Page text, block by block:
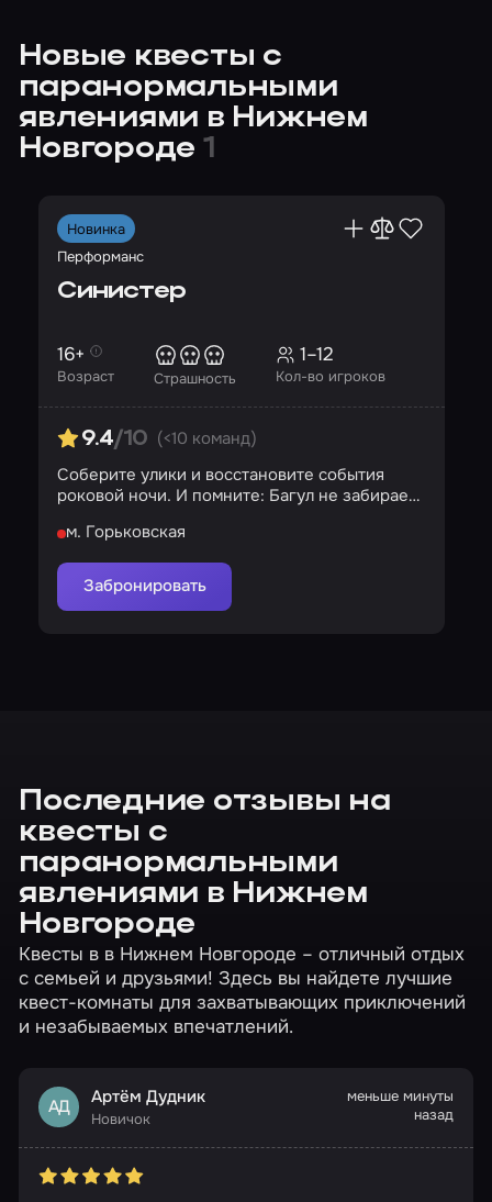
Новые квесты с
паранормальными
явлениями в Нижнем
Новгороде 1
Новинка
Перформанс
Синистер
Возраст
16+
Страшность Кол-во игроков
1–12
9.4/10 (<10 команд)
Соберите улики и восстановите события
роковой ночи. И помните: Багул не забирает
м. Горьковская
Забронировать
Последние отзывы на
квесты с
паранормальными
явлениями в Нижнем
Новгороде
Квесты в в Нижнем Новгороде – отличный отдых
с семьей и друзьями! Здесь вы найдете лучшие
квест-комнаты для захватывающих приключений
и незабываемых впечатлений.
АД Артём Дудник
Новичок
меньше минуты
назад